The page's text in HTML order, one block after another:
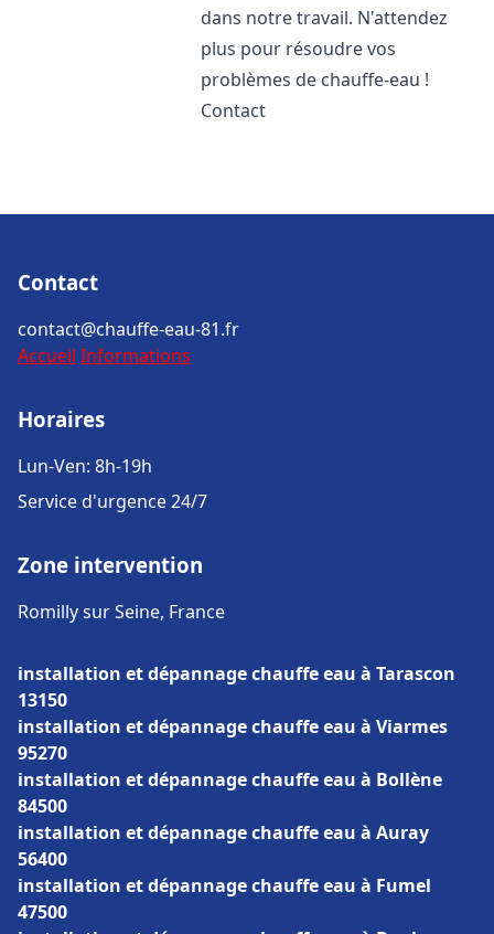
dans notre travail. N'attendez
plus pour résoudre vos
problèmes de chauffe-eau !
Contact
Contact
contact@chauffe-eau-81.fr
Accueil Informations
Horaires
Lun-Ven: 8h-19h
Service d'urgence 24/7
Zone intervention
Romilly sur Seine, France
installation et dépannage chauffe eau à Tarascon
13150
installation et dépannage chauffe eau à Viarmes
95270
installation et dépannage chauffe eau à Bollène
84500
installation et dépannage chauffe eau à Auray
56400
installation et dépannage chauffe eau à Fumel
47500